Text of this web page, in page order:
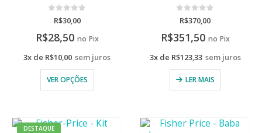
de 5
R$30,00
R$28,50 no Pix
3x de R$10,00 sem juros
VER OPÇÕES
de 5
R$370,00
R$351,50 no Pix
3x de R$123,33 sem juros
LER MAIS
DESTAQUE